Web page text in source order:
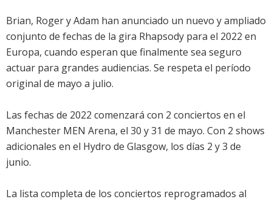
Brian, Roger y Adam han anunciado un nuevo y ampliado
conjunto de fechas de la gira Rhapsody para el 2022 en
Europa, cuando esperan que finalmente sea seguro
actuar para grandes audiencias. Se respeta el período
original de mayo a julio.
Las fechas de 2022 comenzará con 2 conciertos en el
Manchester MEN Arena, el 30 y 31 de mayo. Con 2 shows
adicionales en el Hydro de Glasgow, los días 2 y 3 de
junio.
La lista completa de los conciertos reprogramados al